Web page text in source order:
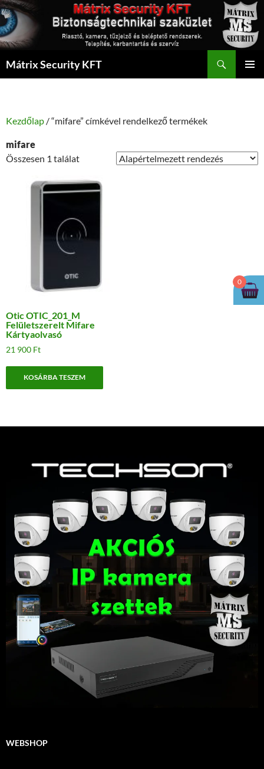
Kilépés
tartalomba
Mátrix Security KFT
Kezdőlap / “mifare” címkével rendelkező termékek
mifare
Összesen 1 találat
Otic OTIC_201_M
Felületszerelt Mifare
Kártyaolvasó
21 900 Ft
KOSÁRBA TESZEM
WEBSHOP
0